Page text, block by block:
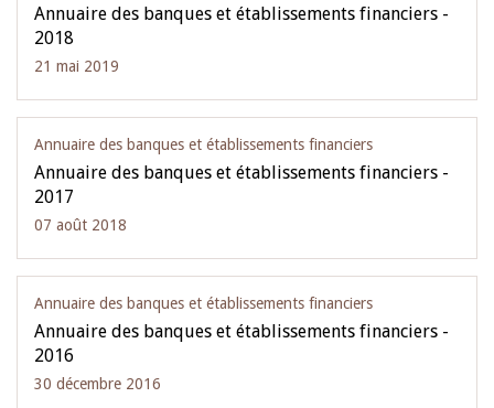
Annuaire des banques et établissements financiers -
2018
21 mai 2019
Annuaire des banques et établissements financiers
Annuaire des banques et établissements financiers -
2017
07 août 2018
Annuaire des banques et établissements financiers
Annuaire des banques et établissements financiers -
2016
30 décembre 2016